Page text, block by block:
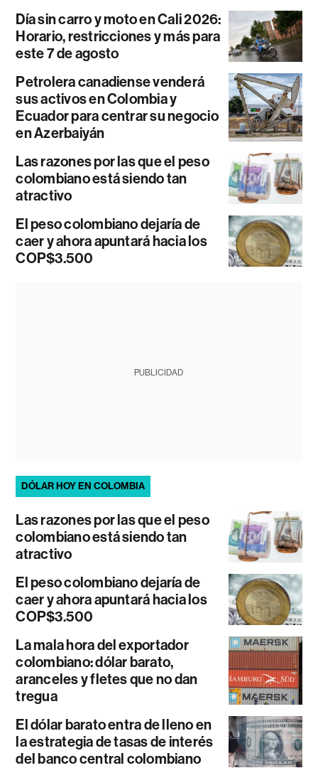
Día sin carro y moto en Cali 2026:
Horario, restricciones y más para
este 7 de agosto
Petrolera canadiense venderá
sus activos en Colombia y
Ecuador para centrar su negocio
en Azerbaiyán
Las razones por las que el peso
colombiano está siendo tan
atractivo
El peso colombiano dejaría de
caer y ahora apuntará hacia los
COP$3.500
PUBLICIDAD
DÓLAR HOY EN COLOMBIA
Las razones por las que el peso
colombiano está siendo tan
atractivo
El peso colombiano dejaría de
caer y ahora apuntará hacia los
COP$3.500
La mala hora del exportador
colombiano: dólar barato,
aranceles y fletes que no dan
tregua
El dólar barato entra de lleno en
la estrategia de tasas de interés
del banco central colombiano